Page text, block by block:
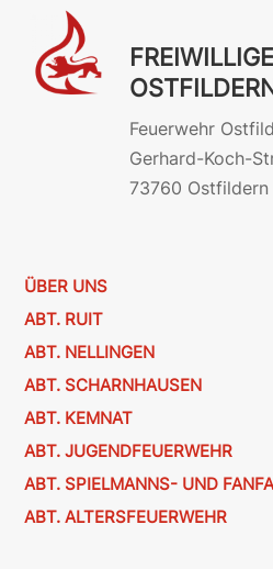
Feuerwehr
Gerhard-Koch-
73760 Ostfildern
ÜBER UNS
ABT. RUIT
ABT. NELLINGEN
ABT. SCHARNHAUSEN
ABT. KEMNAT
ABT. JUGENDFEUERWEHR
ABT. SPIELMANNS- UND
ABT. ALTERSFEUERWEHR